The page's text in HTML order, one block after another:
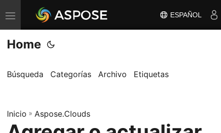
A
l
t
r
r
n
ESPAÑOL
Home
Búsqueda Categorías Archivo Etiquetas
Inicio » Aspose.Clouds